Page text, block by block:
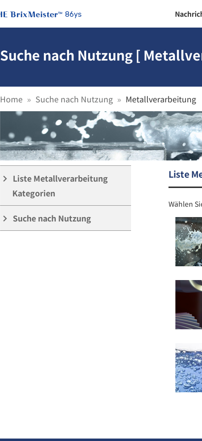
86ys
Suche nach Nutzung [
Home Suche nach Nutzung Metallverarbeitung
keyboard_arrow_right Liste Metallverarbeitung
Kategorien
keyboard_arrow_right Suche nach Nutzung
Liste
Wählen